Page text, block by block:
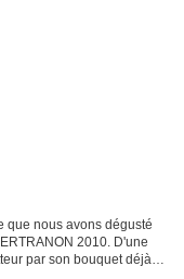
que nous avons dégusté
2010. D'une
par son bouquet déjà